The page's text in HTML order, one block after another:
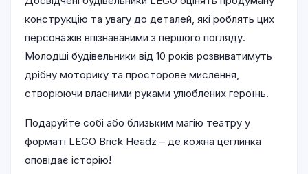
конструкцію та увагу до деталей, які роблять цих
персонажів впізнаваними з першого погляду.
Молодші будівельники від 10 років розвиватимуть
дрібну моторику та просторове мислення,
створюючи власними руками улюблених героїнь.
Подаруйте собі або близьким магію театру у
форматі LEGO Brick Headz – де кожна цеглинка
оповідає історію!